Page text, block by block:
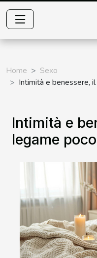
Home
Sexo
Intimità e benessere,
Intimità e
legame